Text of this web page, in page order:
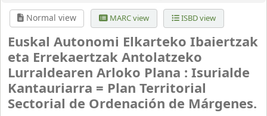
Normal view MARC view ISBD view
Euskal Autonomi Elkarteko Ibaiertzak
eta Errekaertzak Antolatzeko
Lurraldearen Arloko Plana : Isurialde
Kantauriarra = Plan Territorial
Sectorial de Ordenación de Márgenes.